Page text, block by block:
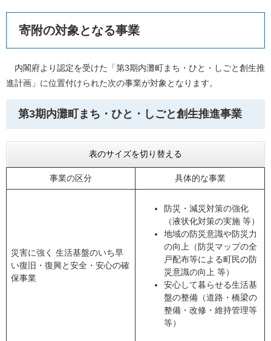
寄附の対象となる事業
内閣府より認定を受けた「第3期内灘町まち・ひと・しごと創生推
進計画」に位置付けられた次の事業が対象となります。
第3期内灘町まち・ひと・しごと創生推進事業
表のサイズを切り替える
事業の区分 具体的な事業
災害に強く 生活基盤のいち早
い復旧・復興と安全・安心の確
保事業
防災・減災対策の強化
（液状化対策の実施 等）
地域の防災意識や防災力
の向上（防災マップの全
戸配布等による町民の防
災意識の向上 等）
安心して暮らせる生活基
盤の整備（道路・橋梁の
整備・改修・維持管理等
等）